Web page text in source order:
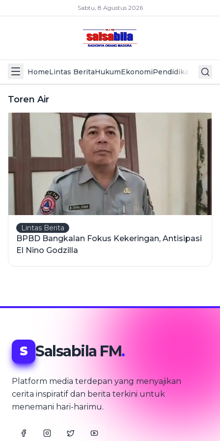
Sabtu, 8 Agustus 2026
HomeLintas BeritaHukumEkonomiPendidikan Politik
Toren Air
Lintas Berita
BPBD Bangkalan Fokus Kekeringan, Antisipasi
El Nino Godzilla
S Salsabila FM.
Platform media terdepan yang menyajikan
cerita inspiratif dan berita terkini untuk
menemani hari-harimu.